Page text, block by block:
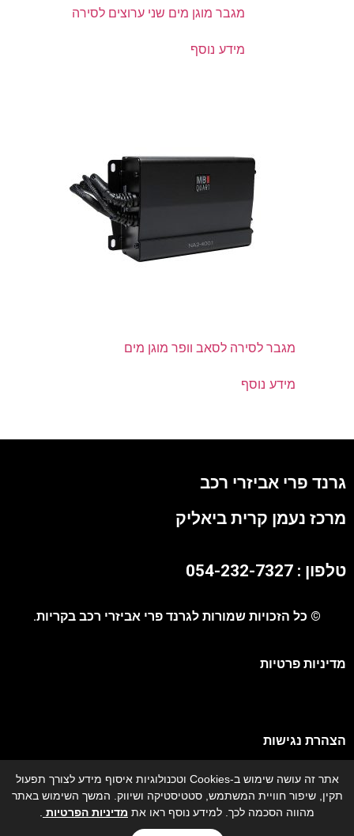
מגבר מוגן מים שני ערוצים לסירה
מידע נוסף
מגבר לסירה לסאב וופר מוגן מים
מידע נוסף
גרנד פרי אביזרי רכב
מרכז נעמן קרית ביאליק
טלפון : 054-232-7327
© כל הזכויות שמורות לגרנד פרי אביזרי רכב בקריות.
אתר זה עושה שימוש ב-Cookies וטכנולוגיות איסוף מידע לצורך תפעול
תקין, שיפור חוויית המשתמש, סטטיסטיקה ושיווק. המשך השימוש באתר
מהווה הסכמה לכך. למידע נוסף ראו את מדיניות הפרטיות
מדיניות פרטיות
הצהרת נגישות
מפת אתר
גרנד פרי אביזרי רכב - מתקין מורשה איתורן בצפון